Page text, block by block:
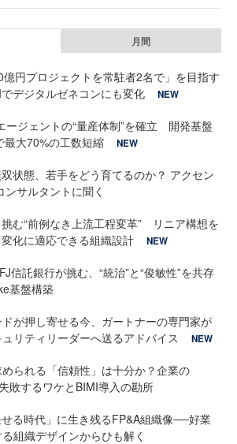
月間
円プロジェクトを常駐者2名で」を目指す
デジタルゼネコンにも変化
NEW
ージェントの“量産体制”を確立 開発基盤
最大70%の工数短縮
NEW
状態、若手をどう育てるのか？ アクセン
サルタントに聞く
む“前例なき上流工程変革” リニア構想を
化に適応できる組織設計
NEW
信託銀行が挑む、“統治”と“俊敏性”を共存
基盤構築
が押し寄せる今、ガートナーの専門家が
リティリーダーへ送るアドバイス
NEW
められる「信頼性」は十分か？企業の
敗するワケとBIMI導入の勘所
せる時代」に生き残るFP&A組織像──好業
組織デザインからひも解く